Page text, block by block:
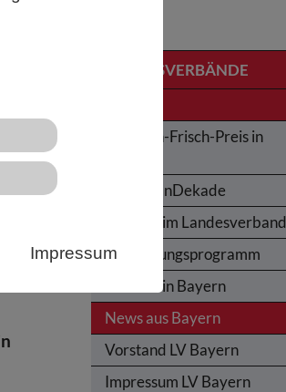
Impressum
LANDESVERBÄNDE
Karl-von-Frisch-Preis in
UNOzeanDekade
Themen im Landesverband
Fortbildungsprogramm
Termine in Bayern
News aus Bayern
Vorstand LV Bayern
Impressum LV Bayern